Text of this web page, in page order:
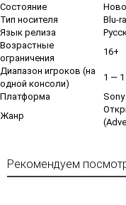
Состояние
Тип носителя
Blu-
Язык релиза
Возрастные
ограничения
16+
Диапазон игроков (на
одной консоли)
1 — 1
Платформа
Sony
Жанр
Рекомендуем